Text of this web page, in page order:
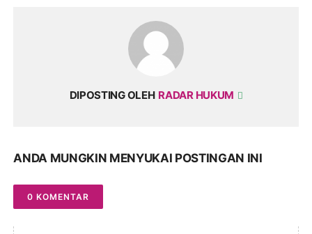
DIPOSTING OLEH RADAR HUKUM
ANDA MUNGKIN MENYUKAI POSTINGAN INI
0 KOMENTAR